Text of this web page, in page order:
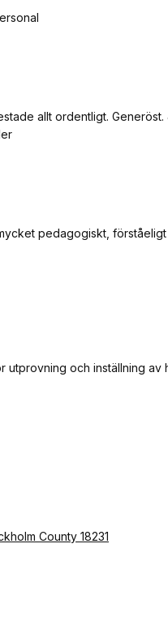
allt ordentligt.
pedagogiskt, förståeligt
utprovning och inställning av
County 18231